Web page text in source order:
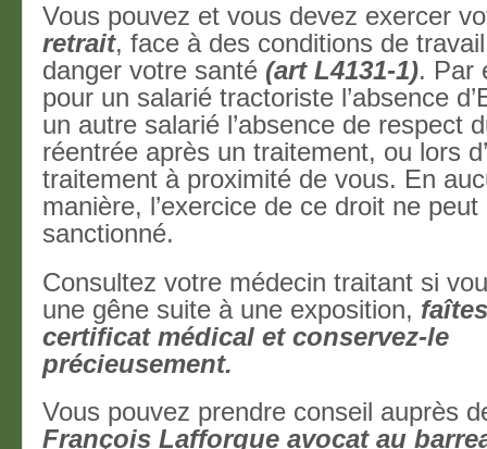
Vous pouvez et vous devez exercer
retrait, face à des conditions de
danger votre santé (art L4131-1). Par
pour un salarié tractoriste l’absence
un autre salarié l’absence de respect
réentrée après un traitement, ou lors
traitement à proximité de vous. En
manière, l’exercice de ce droit ne peut
sanctionné.
Consultez votre médecin traitant si
une gêne suite à une exposition,
certificat médical et conservez-le
précieusement.
Vous pouvez prendre conseil auprès
François Lafforgue avocat au